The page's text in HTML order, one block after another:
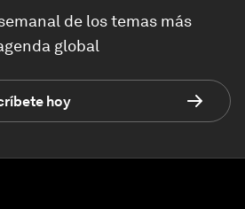
de los temas más
global
hoy